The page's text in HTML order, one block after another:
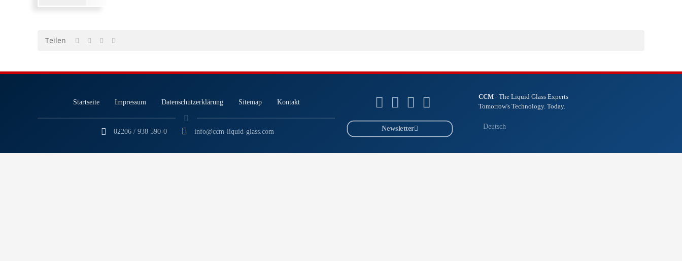
Teilen
Startseite Impressum Datenschutzerklärung Sitemap Kontakt
02206 / 938 590-0 info@ccm-liquid-glass.com Newsletter
CCM - The Liquid Glass Experts
Tomorrow's Technology. Today.
Deutsch